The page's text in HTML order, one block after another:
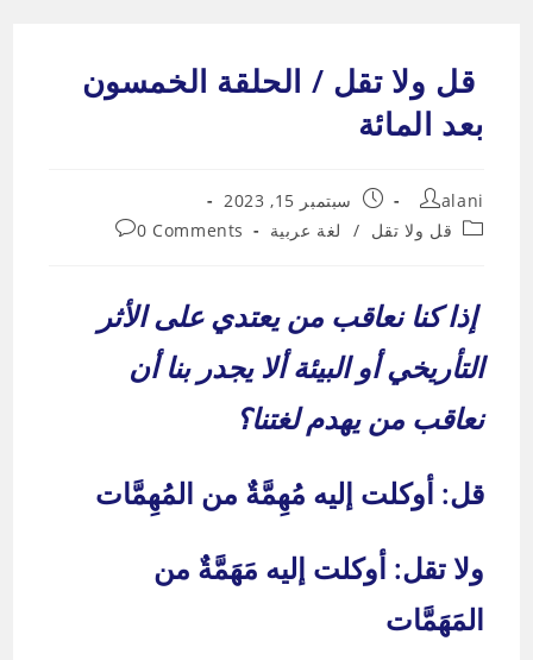
قل ولا تقل / الحلقة الخمسون
بعد المائة
Post
author:
alani
Post
published:
سبتمبر 15, 2023
Postقل ولا تقل / لغة عربية
Post
0 Comments
إذا كنا نعاقب من يعتدي على الأثر
التأريخي أو البيئة ألا يجدر بنا أن
نعاقب من يهدم لغتنا؟
قل: أوكلت إليه مُهِمَّةٌ من المُهِمَّات
ولا تقل: أوكلت إليه مَهَمَّةٌ من
المَهَمَّات